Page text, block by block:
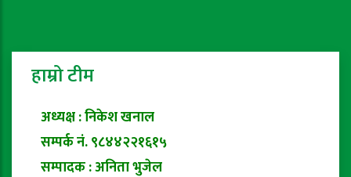
हाम्रो टीम
अध्यक्ष : निकेश खनाल
सम्पर्क नं. ९८४४२२१६१५
सम्पादक : अनिता भुजेल